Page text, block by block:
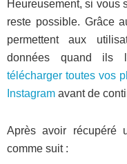
Heureusement, si vous
reste possible. Grâce
permettent aux
données quand ils
télécharger toutes vos
Instagram avant de
Après avoir récupéré
comme suit :